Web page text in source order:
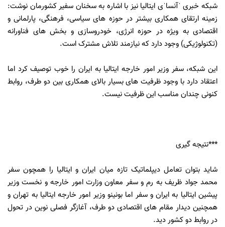
شبکه خبری ˈآنساˈی ایتالیا نیز با اشاره به سخنان سفیر کشورمان نوشت:
زمینه ارتقای همکاری بیشتر در حوزه های سیاسی، فرهنگی، پارلمانی و
اقتصادی به ویژه در حوزه انرژی، خودروسازی و بخش های فناورانه
(تکنولوژیکی) وجود دارد که نیازمند تلاش مشترک است.
این شبکه، سفر وزیر امور خارجه ایتالیا به ایران را خوب توصیف کرد اما
اعتقاد دارد با وجود ظرفیت های بسیار بالای همکاری بین دو طرف، روابط
کنونی چندان مناسب این ظرفیت نیست.
***نتیجه گیری
شاید بتوان تعامل دیپلماتیک تازه میان ایران و ایتالیا را همچون سفر
محمد جواد ظریف به رم و سفر معاون وزارت امور خارجه و نخست وزیر
پیشین ایتالیا به ایران و سفر اما بونینو وزیر امور خارجه ایتالیا به تهران و
همچنین دیدار مقام های اقتصادی دو طرف، آغازگر فصلی نوین در تحول
در روابط دو کشور دید.